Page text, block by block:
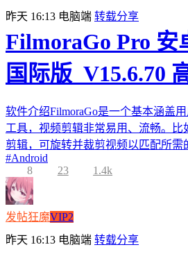
昨天 16:13 电脑端 转载分享
FilmoraGo Pro 安
国际版_V15.6.70
软件介绍FilmoraGo是一个基本涵盖
工具，视频剪辑非常易用、流畅。比
剪辑，可旋转并裁剪视频以匹配所需
#Android
8
23 1.4k
发帖狂魔VIP2
昨天 16:13 电脑端 转载分享